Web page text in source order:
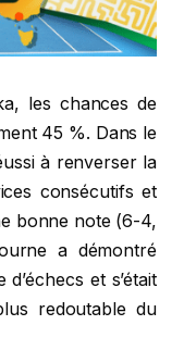
les chances de
45 %. Dans le
à renverser la
consécutifs et
bonne note (6-4,
a démontré
et s’était
redoutable du